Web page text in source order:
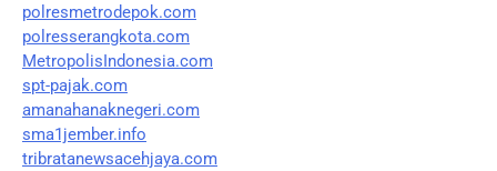
polresmetrodepok.com
polresserangkota.com
MetropolisIndonesia.com
spt-pajak.com
amanahanaknegeri.com
sma1jember.info
tribratanewsacehjaya.com